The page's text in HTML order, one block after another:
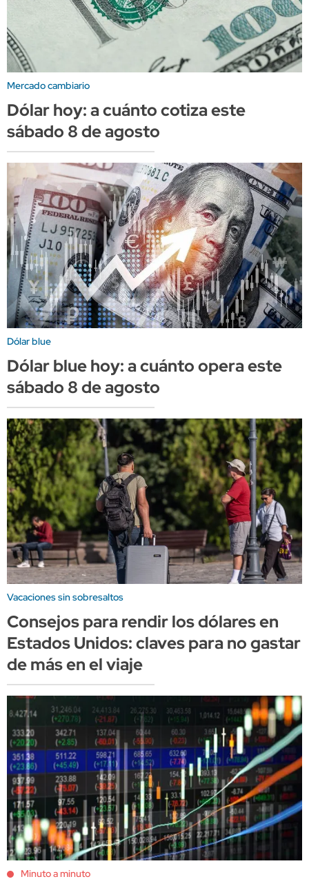
Mercado cambiario
Dólar hoy: a cuánto cotiza este
sábado 8 de agosto
Dólar blue
Dólar blue hoy: a cuánto opera este
sábado 8 de agosto
Vacaciones sin sobresaltos
Consejos para rendir los dólares en
Estados Unidos: claves para no gastar
de más en el viaje
Minuto a minuto